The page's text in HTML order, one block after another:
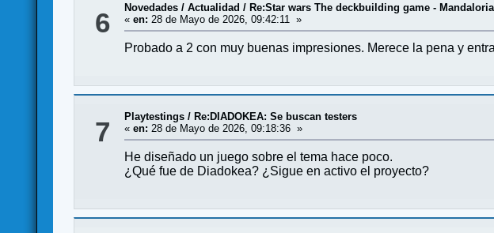
6 Novedades / Actualidad / Re:Star wars The deckbuilding game -
«en: 28 de Mayo de 2026, 09:42:11 »
Probado a 2 con muy buenas impresiones. Merece la pena y
7 Playtestings / Re:DIADOKEA: Se buscan testers
«en: 28 de Mayo de 2026, 09:18:36 »
He diseñado un juego sobre el tema hace poco.
¿Qué fue de Diadokea? ¿Sigue en activo el proyecto?